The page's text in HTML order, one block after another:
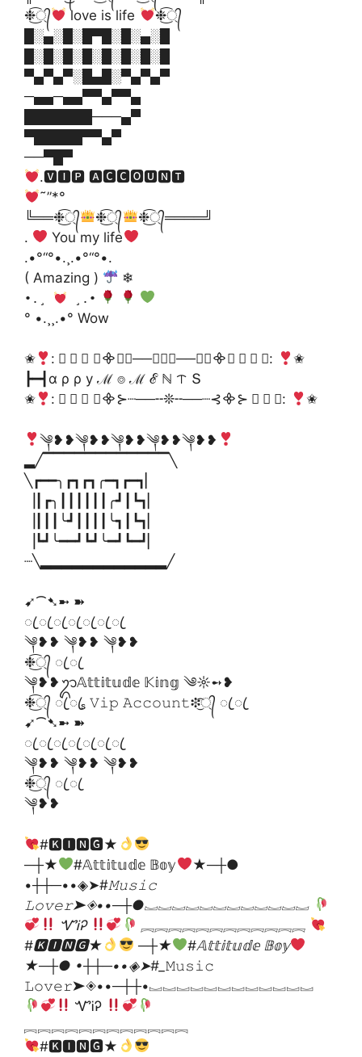
❉্᭄͜͡
love is life
❉্᭄͜͡
█░▄░█░█▀█░█░▄░█
█░█░█░█░█░█░█░█
▀▄▀▄▀░█▄█░▀▄▀▄▀
─▄▄─▄▄▀▀▄▀▀▄
███████───▄▀
▀█████▀▀▄▀
──▀█▀
.🆅🅸🅿 🅰🅲🅲🅾🆄🅽🆃
˜”*°
╚══❉্᭄͜͡
❉্᭄͜͡
❉্᭄͜͡════╝
.
You my life
.•°“°•.¸.•°“°•.
( Amazing )
❄
•.¸ ¸.•
° •.¸¸.•° Wow
✬ : ⃟ ⃟ ⃟ ⊰᯽⊱┈──╌❊╌──┈⊰᯽⊱ ⃟ ⃟ ⃟:
✬
┣━┫α ρ ρ у ℳ ⌾ ℳ ℰ ℕ ᝨ Տ
✬
: ⃟ ⃟ ⃟ ⊰᯽⊱┈──╌❊╌──┈⊰᯽⊱ ⃟ ⃟ ⃟: ✬
༆❥❥༆❥❥༆❥❥༆❥❥༆❥❥
▂╱▔▔▔▔▔▔▔▔▔▔▔▔╲
╲┏━━╮┏┓┏┓╭━┓┏━┓▏
▕┃┏╮┃┃┃┃┃┃╭┛┃┗┓▏
▕┃┃┃╰┛┃┃┃┃╰┓┃┗┓▏
▕┗┛╰━━┛┗┛╰━┛┗━┛▏
┈╲▂▂▂▂▂▂▂▂▂▂▂▂╱
➹⁀➷➼ ➽
ꦿ ꦿ ꦿ ꦿ ꦿ ꦿ ꦿ
༆❥❥ ༆❥❥ ༆❥❥
❉্᭄͜͡ ꦿ ꦿ
༆❥❥ᬊ𝔸𝕥𝕥𝕚𝕥𝕦𝕕𝕖 𝕂𝕚𝕟𝕘 ༄☼➻❥
❉্᭄͜͡ ꦿ ꦿₛ 𝚅𝚒𝚙 𝙰𝚌𝚌𝚘𝚞𝚗𝚝❉্᭄͜͡ ꦿ ꦿ
➹⁀➷➼ ➽
ꦿ ꦿ ꦿ ꦿ ꦿ ꦿ ꦿ
༆❥❥ ༆❥❥ ༆❥❥
❉্᭄͜͡ ꦿ ꦿ
༆❥❥
#🅺🅸🅽🅶★
─┼★
#𝔸𝕥𝕥𝕚𝕥𝕦𝕕𝕖 𝔹𝕠𝕪
★─┼●
•┼┼─••◈➤#𝙼𝚞𝚜𝚒𝚌
𝙻𝚘𝚟𝚎𝚛➤◈••─┼●︗︗︗︗︗︗︗︗︗︗︗︗
ᏉᎥᎮ
︘︘︘︘︘︘︘︘︘︘︘︘
#🅺🅸🅽🅶★
─┼★
#𝔸𝕥𝕥𝕚𝕥𝕦𝕕𝕖 𝔹𝕠𝕪
★─┼● •┼┼─••◈➤#_ 𝙼𝚞𝚜𝚒𝚌
𝙻𝚘𝚟𝚎𝚛➤◈••─┼┼•︗︗︗︗︗︗︗︗︗︗︗︗
ᏉᎥᎮ
︘︘︘︘︘︘︘︘︘︘︘︘
#🅺🅸🅽🅶★